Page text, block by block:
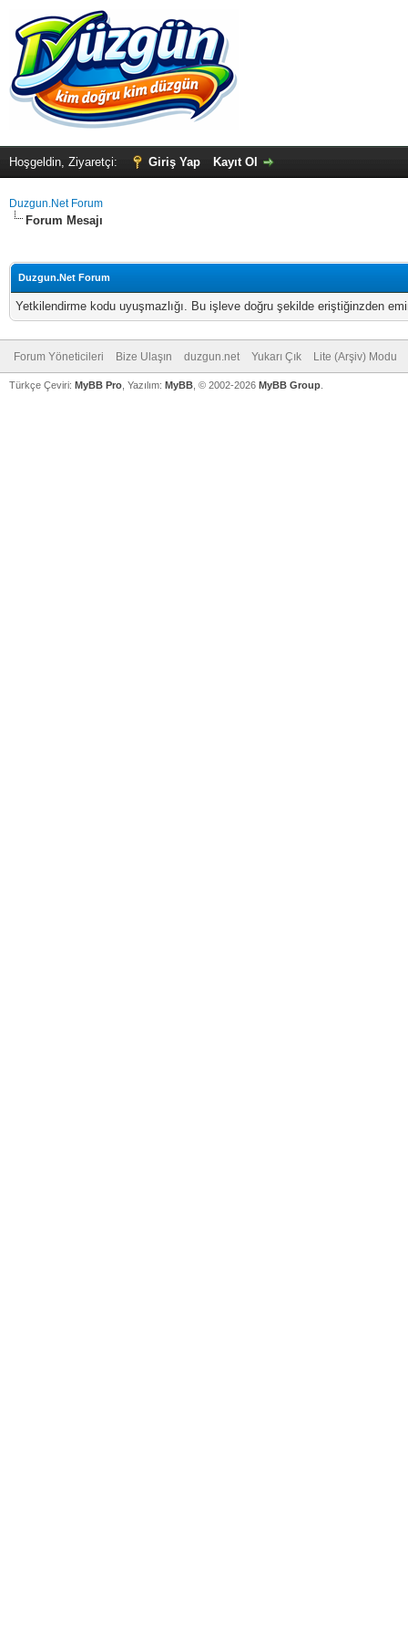
Hoşgeldin, Ziyaretçi: Giriş Yap Kayıt Ol
Duzgun.Net Forum
Forum Mesajı
Duzgun.Net Forum
Yetkilendirme kodu uyuşmazlığı. Bu işleve doğru şekilde eriştiğinzden
Forum Yöneticileri Bize Ulaşın duzgun.net Yukarı Çık Lite (Arşiv) Modu
Türkçe Çeviri: MyBB Pro , Yazılım: MyBB , © 2002-2026 MyBB Group